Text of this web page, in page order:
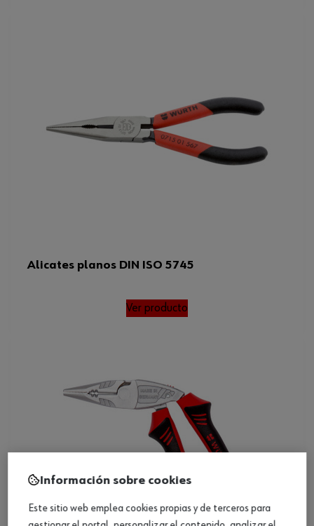
Alicates planos DIN ISO 5745
Ver producto
Información sobre cookies
Este sitio web emplea cookies propias y de terceros para